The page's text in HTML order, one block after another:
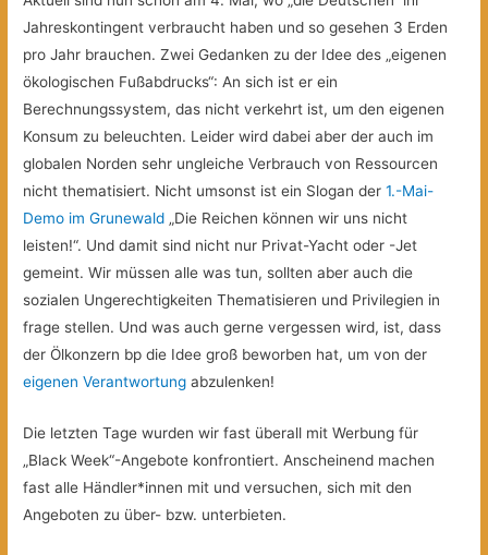
Jahreskontingent verbraucht haben und so gesehen 3 Erden
pro Jahr brauchen. Zwei Gedanken zu der Idee des „eigenen
ökologischen Fußabdrucks“: An sich ist er ein
Berechnungssystem, das nicht verkehrt ist, um den eigenen
Konsum zu beleuchten. Leider wird dabei aber der auch im
globalen Norden sehr ungleiche Verbrauch von Ressourcen
nicht thematisiert. Nicht umsonst ist ein Slogan der1.-Mai-
Demo im Grunewald „Die Reichen können wir uns nicht
leisten!“. Und damit sind nicht nur Privat-Yacht oder -Jet
gemeint. Wir müssen alle was tun, sollten aber auch die
sozialen Ungerechtigkeiten Thematisieren und Privilegien in
frage stellen. Und was auch gerne vergessen wird, ist, dass
der Ölkonzern bp die Idee groß beworben hat, um von der
eigenen Verantwortung abzulenken!
Die letzten Tage wurden wir fast überall mit Werbung für
„Black Week“-Angebote konfrontiert. Anscheinend machen
fast alle Händler*innen mit und versuchen, sich mit den
Angeboten zu über- bzw. unterbieten.